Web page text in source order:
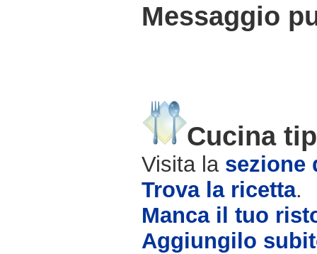
Messaggio
Cucina
Visita la sezione
Trova la ricetta.
Manca il tuo
Aggiungilo